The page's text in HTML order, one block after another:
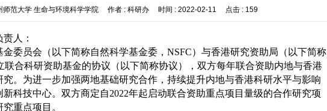
师范大学 生命与环境科学学院作者 : 科研办时间 : 2022-02-11 点击 : 159
人：
委员会（以下简称自然科学基金委，NSFC）与香港研究资助局（以下简称
联合科研资助基金的协议（以下简称协议），双方每年联合资助内地与香港
。为进一步加强两地基础研究合作，持续提升内地与香港科研水平与影响
科技中心。双方商定自2022年起启动联合资助重点项目量级的合作研究项
重点项目。